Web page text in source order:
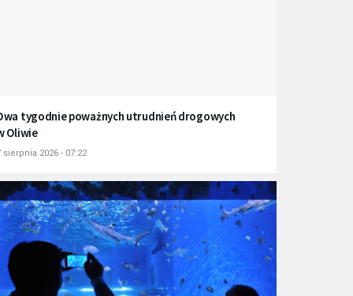
tygodnie poważnych utrudnień drogowych
Oliwie
sierpnia 2026 - 07:22